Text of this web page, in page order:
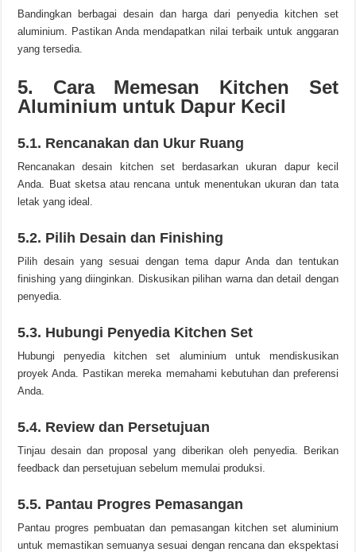
Bandingkan berbagai desain dan harga dari penyedia kitchen set
aluminium. Pastikan Anda mendapatkan nilai terbaik untuk anggaran
yang tersedia.
5. Cara Memesan Kitchen Set
Aluminium untuk Dapur Kecil
5.1. Rencanakan dan Ukur Ruang
Rencanakan desain kitchen set berdasarkan ukuran dapur kecil
Anda. Buat sketsa atau rencana untuk menentukan ukuran dan tata
letak yang ideal.
5.2. Pilih Desain dan Finishing
Pilih desain yang sesuai dengan tema dapur Anda dan tentukan
finishing yang diinginkan. Diskusikan pilihan warna dan detail dengan
penyedia.
5.3. Hubungi Penyedia Kitchen Set
Hubungi penyedia kitchen set aluminium untuk mendiskusikan
proyek Anda. Pastikan mereka memahami kebutuhan dan preferensi
Anda.
5.4. Review dan Persetujuan
Tinjau desain dan proposal yang diberikan oleh penyedia. Berikan
feedback dan persetujuan sebelum memulai produksi.
5.5. Pantau Progres Pemasangan
Pantau progres pembuatan dan pemasangan kitchen set aluminium
untuk memastikan semuanya sesuai dengan rencana dan ekspektasi